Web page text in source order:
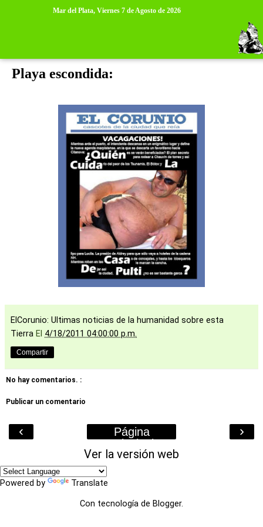
Mar del Plata, Viernes 7 de Agosto de 2026
Playa escondida:
ElCorunio: Ultimas noticias de la humanidad sobre esta
Tierra El 4/18/2011 04:00:00 p.m.
Compartir
No hay comentarios. :
Publicar un comentario
‹ ›
Página
Principal
Ver la versión web
Powered by Translate
Con tecnología de Blogger.